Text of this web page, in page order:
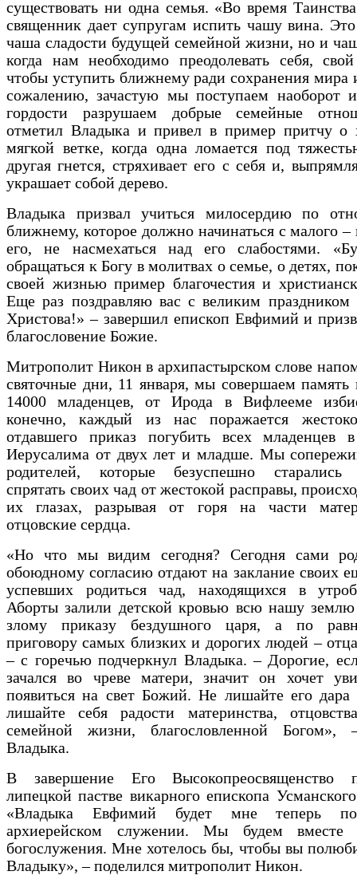
существовать ни одна семья. «Во время
священник дает супругам испить чашу вина.
чаша сладости будущей семейной жизни, но и
когда нам необходимо преодолевать себя,
чтобы уступить ближнему ради сохранения
сожалению, зачастую мы поступаем наоборот
гордости разрушаем добрые семейные
отметил Владыка и привел в пример притчу о
мягкой ветке, когда одна ломается под
другая гнется, стряхивает его с себя и,
украшает собой дерево.
Владыка призвал учиться милосердию по
ближнему, которое должно начинаться с малого –
его, не насмехаться над его слабостями.
обращаться к Богу в молитвах о семье, о детях,
своей жизнью пример благочестия и
Еще раз поздравляю вас с великим праздником
Христова!» – завершил епископ Евфимий и
благословение Божие.
Митрополит Никон в архипастырском слове
святочные дни, 11 января, мы совершаем память
14000 младенцев, от Ирода в Вифлееме
конечно, каждый из нас поражается
отдавшего приказ погубить всех младенцев
Иерусалима от двух лет и младше. Мы
родителей, которые безуспешно старались
спрятать своих чад от жестокой расправы,
их глазах, разрывая от горя на части
отцовские сердца.
«Но что мы видим сегодня? Сегодня сами
обоюдному согласию отдают на заклание своих
успевших родиться чад, находящихся в
Аборты залили детской кровью всю нашу
злому приказу бездушного царя, а по
приговору самых близких и дорогих людей –
– с горечью подчеркнул Владыка. – Дорогие,
зачался во чреве матери, значит он хочет
появиться на свет Божий. Не лишайте его
лишайте себя радости материнства,
семейной жизни, благословленной Богом»,
Владыка.
В завершение Его Высокопреосвященство
липецкой пастве викарного епископа
«Владыка Евфимий будет мне теперь
архиерейском служении. Мы будем вместе
богослужения. Мне хотелось бы, чтобы вы
Владыку», – поделился митрополит Никон.